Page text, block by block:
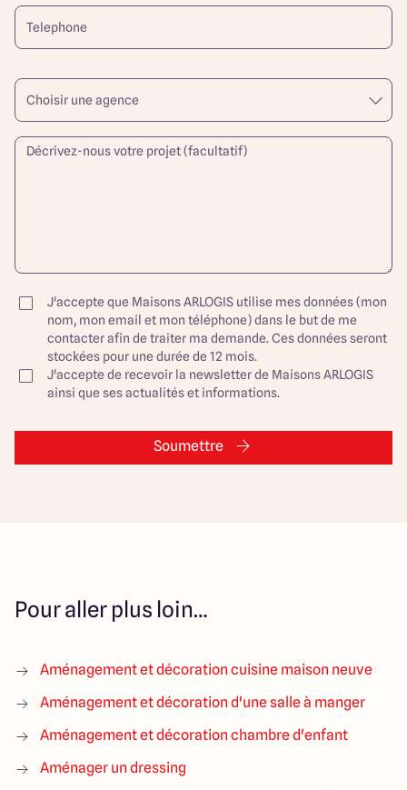
J'accepte que Maisons ARLOGIS utilise mes données (mon
nom, mon email et mon téléphone) dans le but de me
contacter afin de traiter ma demande. Ces données seront
stockées pour une durée de 12 mois.
J'accepte de recevoir la newsletter de Maisons ARLOGIS
ainsi que ses actualités et informations.
Soumettre
Pour aller plus loin…
Aménagement et décoration cuisine maison neuve
Aménagement et décoration d'une salle à manger
Aménagement et décoration chambre d'enfant
Aménager un dressing